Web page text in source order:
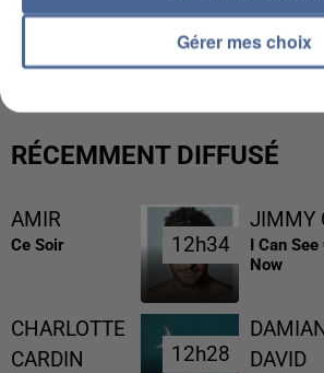
L’UN DES FONDATEURS
MAFIA INTERPELLÉ EN ALGÉRIE
RÉCEMMENT DIFFUSÉ
AMIR
Ce Soir 12h34
12h34
JIMMY
I Can
Now
CHARLOTTE
CARDIN
12h28
12h28
DAVID
Gérer mes choix